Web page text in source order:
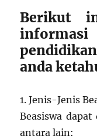
Berikut
anda
1. Jenis-Jenis
Beasiswa
antara lain: